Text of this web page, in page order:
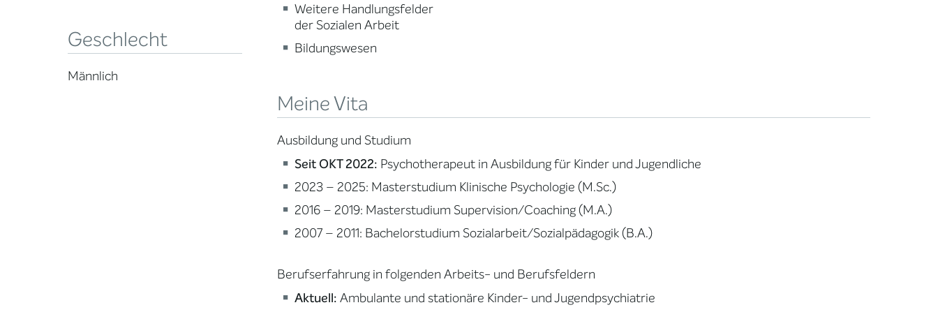
Geschlecht
Männlich
Weitere Handlungsfelder
der Sozialen Arbeit
Bildungswesen
Meine Vita
Ausbildung und Studium
Seit OKT 2022: Psychotherapeut in Ausbildung für Kinder und Jugendliche
2023 – 2025: Masterstudium Klinische Psychologie (M.Sc.)
2016 – 2019: Masterstudium Supervision/Coaching (M.A.)
2007 – 2011: Bachelorstudium Sozialarbeit/Sozialpädagogik (B.A.)
Berufserfahrung in folgenden Arbeits- und Berufsfeldern
Aktuell: Ambulante und stationäre Kinder- und Jugendpsychiatrie